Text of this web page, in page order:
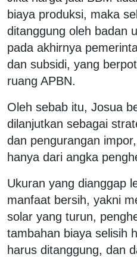
biaya produksi, maka
ditanggung oleh badan
pada akhirnya
dan subsidi, yang
ruang APBN.
Oleh sebab itu, Josua
dilanjutkan sebagai
dan pengurangan
hanya dari angka
Ukuran yang dianggap
manfaat bersih, yakni
solar yang turun,
tambahan biaya selisih
harus ditanggung, dan